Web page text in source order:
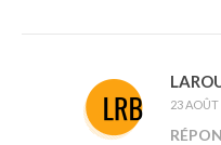
23 AOÛT